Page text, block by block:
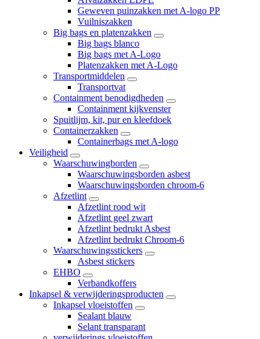
Geweven puinzakken met A-logo PP
Vuilniszakken
Big bags en platenzakken
Big bags blanco
Big bags met A-Logo
Platenzakken met A-Logo
Transportmiddelen
Transportvat
Containment benodigdheden
Containment kijkvenster
Spuitlijm, kit, pur en kleefdoek
Containerzakken
Containerbags met A-logo
Veiligheid
Waarschuwingborden
Waarschuwingsborden asbest
Waarschuwingsborden chroom-6
Afzetlint
Afzetlint rood wit
Afzetlint geel zwart
Afzetlint bedrukt Asbest
Afzetlint bedrukt Chroom-6
Waarschuwingsstickers
Asbest stickers
EHBO
Verbandkoffers
Inkapsel & verwijderingsproducten
Inkapsel vloeistoffen
Sealant blauw
Selant transparant